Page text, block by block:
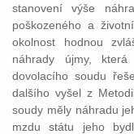
stanovení výše
poškozeného a
okolnost hodnou
náhrady újmy,
dovolacího soudu
dalšího vyšel z
soudy měly náhradu
mzdu státu jeho